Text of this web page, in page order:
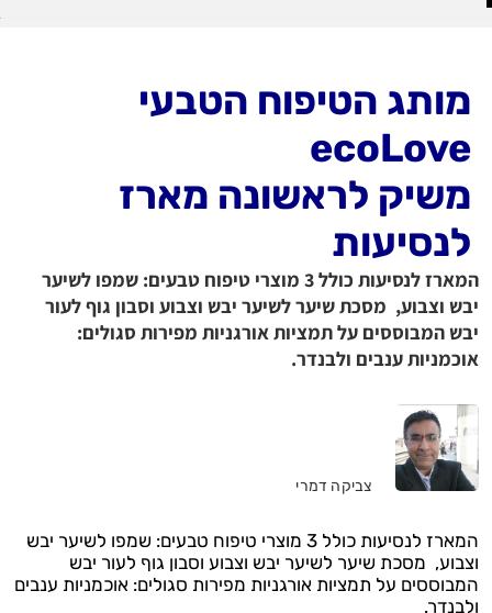
מותג הטיפוח הטבעי
ecoLove
משיק לראשונה מארז
לנסיעות
המארז לנסיעות כולל 3 מוצרי טיפוח טבעים: שמפו לשיער
יבש וצבוע, מסכת שיער לשיער יבש וצבוע וסבון גוף לעור
יבש המבוססים על תמציות אורגניות מפירות סגולים:
אוכמניות ענבים ולבנדר.
צביקה דמרי
המארז לנסיעות כולל 3 מוצרי טיפוח טבעים: שמפו לשיער יבש
וצבוע, מסכת שיער לשיער יבש וצבוע וסבון גוף לעור יבש
המבוססים על תמציות אורגניות מפירות סגולים: אוכמניות ענבים
ולבנדר.